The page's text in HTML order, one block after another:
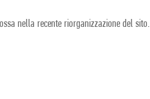
nella recente riorganizzazione del sito.